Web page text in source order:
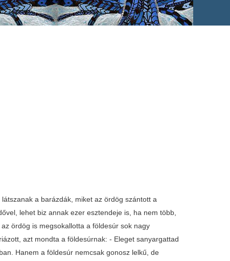
a barázdák, miket az ördög szántott a
lehet biz annak ezer esztendeje is, ha nem több,
ördög is megsokallotta a földesúr sok nagy
azt mondta a földesúrnak: - Eleget sanyargattad
Hanem a földesúr nemcsak gonosz lelkű, de